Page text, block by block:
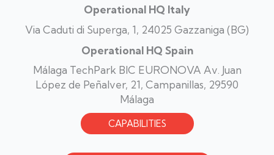
Operational HQ Italy
Via Caduti di Superga, 1, 24025 Gazzaniga (BG)
Operational HQ Spain
Málaga TechPark BIC EURONOVA Av. Juan
López de Peñalver, 21, Campanillas, 29590
Málaga
CAPABILITIES